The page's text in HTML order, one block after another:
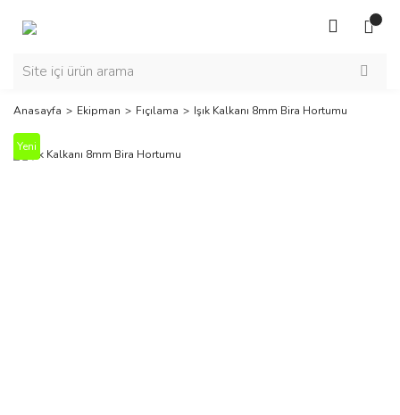
Anasayfa Ekipman Fıçılama Işık Kalkanı 8mm Bira Hortumu
Yeni